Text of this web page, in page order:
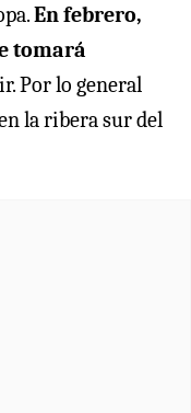
En febrero,
tomará
Por lo general
la ribera sur del